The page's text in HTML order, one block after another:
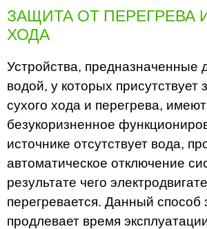
ЗАЩИТА ОТ ПЕРЕГРЕВА
ХОДА
Устройства, предназначенные
водой, у которых присутствует
сухого хода и перегрева, имеют
безукоризненное
источнике отсутствует вода,
автоматическое отключение
результате чего
перегревается. Данный
продлевает время